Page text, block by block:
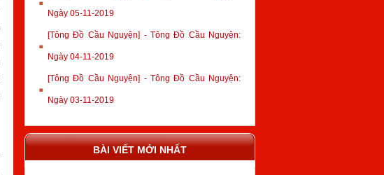
Ngày 05-11-2019
[Tông Đồ Cầu Nguyện] - Tông Đồ Cầu Nguyện:
Ngày 04-11-2019
[Tông Đồ Cầu Nguyện] - Tông Đồ Cầu Nguyện:
Ngày 03-11-2019
BÀI VIẾT MỚI NHẤT